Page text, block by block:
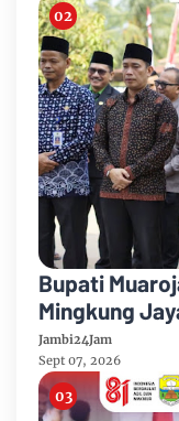
Bupati
Mingkung
Mandiri 2026
Jambi24Jam
Sept 07, 2026